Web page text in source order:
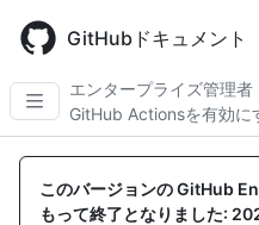
main
content
GitHubドキュメント
エンタープライズ管理者
GitHub Actionsを有効に
このバージョンの GitHub
もって終了となりました: